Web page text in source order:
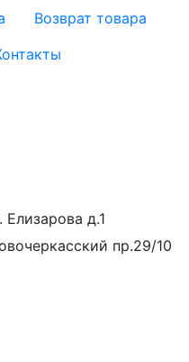
Возврат товара
д.1
пр.29/10